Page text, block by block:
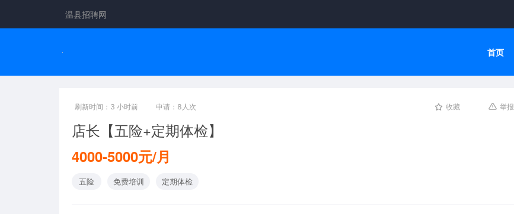
温县招聘网
首页
刷新时间：3 小时前 申请：8人次 收藏 举报
店长【五险+定期体检】
4000-5000元/月
五险 免费培训 定期体检